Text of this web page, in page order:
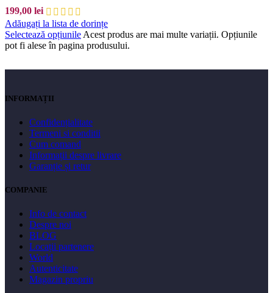
199,00 lei
Adăugați la lista de dorințe
Selectează opțiunile Acest produs are mai multe variații. Opțiunile
pot fi alese în pagina produsului.
INFORMAȚII
Confidențialitate
Termeni si conditii
Cum comand
Informații despre livrare
Garanție și retur
COMPANIE
Info de contact
Despre noi
BLOG
Locații partenere
World
Autenticitate
Magazin propriu